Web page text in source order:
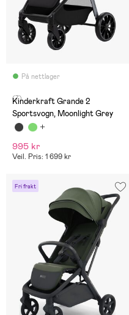
På nettlager
(7)
Kinderkraft Grande 2
Sportsvogn, Moonlight Grey
995 kr
Veil. Pris: 1 699 kr
Fri frakt